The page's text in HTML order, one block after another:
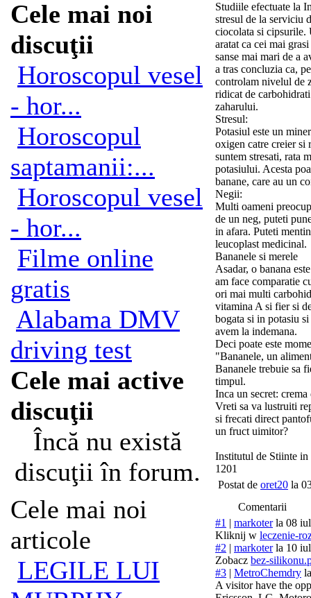
Cele mai noi
discuţii
Horoscopul vesel
- hor...
Horoscopul
saptamanii:...
Horoscopul vesel
- hor...
Filme online
gratis
Alabama DMV
driving test
Cele mai active
discuţii
Încă nu există
discuţii în forum.
Cele mai noi
articole
LEGILE LUI
Studiile efectuate la
stresul de la serviciu
ciocolata si cipsurile.
aratat ca cei mai
sanse mai mari de a
a tras concluzia ca,
controlam nivelul de
ridicat de
zaharului.
Stresul:
Potasiul este un
oxigen catre creier
suntem stresati, rata
potasiului. Acesta
banane, care au un
Negii:
Multi oameni
de un neg, puteti
in afara. Puteti
leucoplast medicinal.
Bananele si merele
Asadar, o banana
am face comparatie
ori mai multi
vitamina A si fier si
bogata si in potasiu
avem la indemana.
Deci poate este
"Bananele, un
Bananele trebuie sa
timpul.
Inca un secret:
Vreti sa va lustruiti
si frecati direct
un fruct uimitor?
Institutul de Stiinte
1201
Postat de oret20 la
Comentarii
#1 | markoter la 08
Kliknij w leczenie-
#2 | markoter la 10
Zobacz bez-
#3 | MetroChemdry
A visitor have the